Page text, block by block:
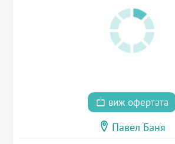
виж офертата
Павел Баня